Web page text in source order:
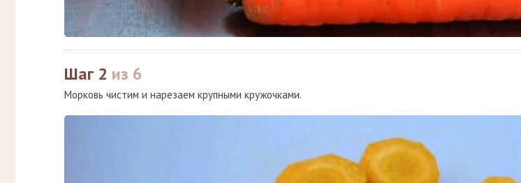
Шаг 2 из 6
Морковь чистим и нарезаем крупными кружочками.